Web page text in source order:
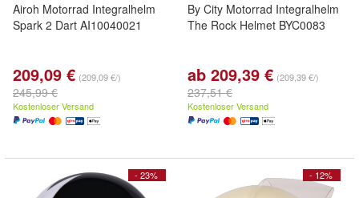
Airoh Motorrad Integralhelm
Spark 2 Dart AI10040021
209,09 € (209,09 €/)
245,99 €
Kostenloser Versand
By City Motorrad Integralhelm
The Rock Helmet BYC0083
ab 209,39 € (209,39 €/)
237,51 €
Kostenloser Versand
- 23% - 12%